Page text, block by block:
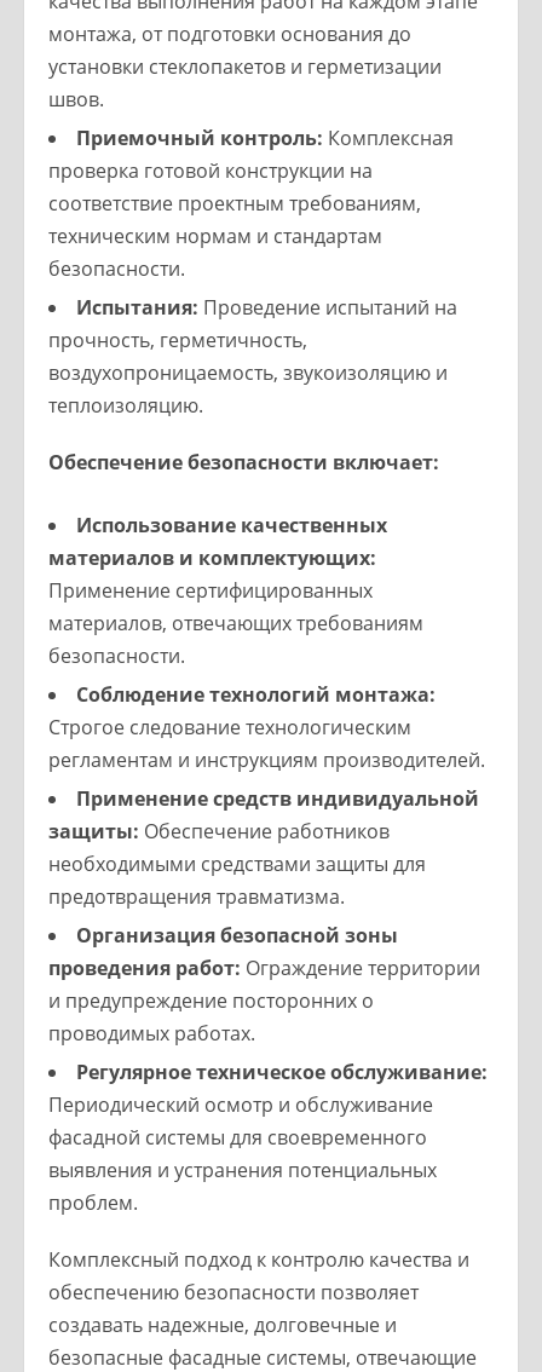
монтажа, от подготовки основания до
установки стеклопакетов и герметизации
швов.
Приемочный контроль: Комплексная
проверка готовой конструкции на
соответствие проектным требованиям,
техническим нормам и стандартам
безопасности.
Испытания: Проведение испытаний на
прочность, герметичность,
воздухопроницаемость, звукоизоляцию и
теплоизоляцию.
Обеспечение безопасности включает:
Использование качественных
материалов и комплектующих:
Применение сертифицированных
материалов, отвечающих требованиям
безопасности.
Соблюдение технологий монтажа:
Строгое следование технологическим
регламентам и инструкциям производителей.
Применение средств индивидуальной
защиты: Обеспечение работников
необходимыми средствами защиты для
предотвращения травматизма.
Организация безопасной зоны
проведения работ: Ограждение территории
и предупреждение посторонних о
проводимых работах.
Регулярное техническое обслуживание:
Периодический осмотр и обслуживание
фасадной системы для своевременного
выявления и устранения потенциальных
проблем.
Комплексный подход к контролю качества и
обеспечению безопасности позволяет
создавать надежные, долговечные и
безопасные фасадные системы, отвечающие